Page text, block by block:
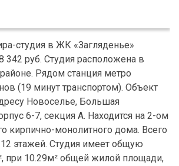
студия в ЖК «Загляденье»
342 руб. Студия расположена в
Рядом станция метро
(19 минут транспортом). Объект
Новоселье, Большая
6-7, секция А. Находится на 2-ом
кирпично-монолитного дома. Всего
этажей. Студия имеет общую
при 10.29м² общей жилой площади,